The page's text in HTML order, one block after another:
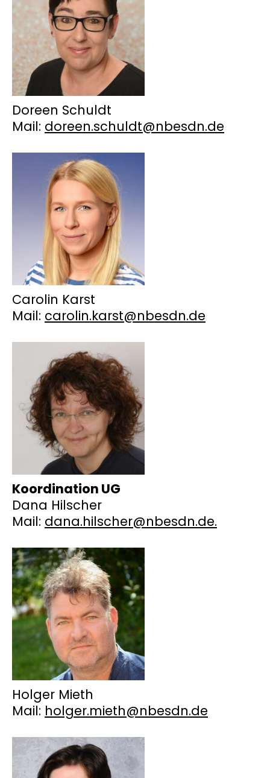
Doreen Schuldt
Mail: doreen.schuldt@nbesdn.de
Carolin Karst
Mail: carolin.karst@nbesdn.de
Koordination UG
Dana Hilscher
Mail: dana.hilscher@nbesdn.de.
Holger Mieth
Mail: holger.mieth@nbesdn.de